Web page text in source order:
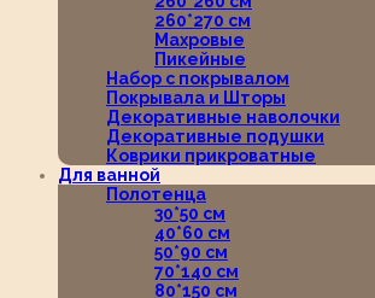
260*270 см
Махровые
Пикейные
Набор с покрывалом
Покрывала и Шторы
Декоративные наволочки
Декоративные подушки
Коврики прикроватные
Для ванной
Полотенца
30*50 см
40*60 см
50*90 см
70*140 см
80*150 см